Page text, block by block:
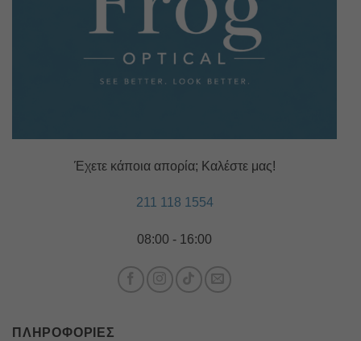
Έχετε κάποια απορία; Καλέστε μας!
211 118 1554
08:00 - 16:00
ΠΛΗΡΟΦΟΡΊΕΣ